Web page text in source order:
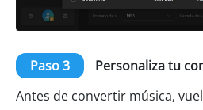
Paso 3
Personaliza tu
Antes de convertir música,